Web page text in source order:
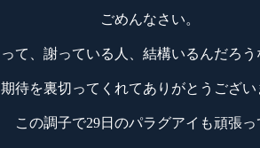
ごめんなさい。
って、謝っている人、結構いるんだろう
期待を裏切ってくれてありがとうござい
この調子で29日のパラグアイも頑張っ